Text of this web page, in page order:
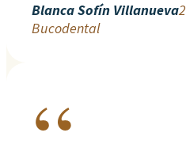
Blanca Sofín Villanueva
Bucodental